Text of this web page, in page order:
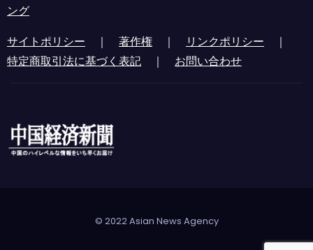
ング
サイトポリシー ｜ 著作権 ｜ リンクポリシー ｜
特定商取引法に基づく表記 ｜ お問い合わせ
© 2022 Asian News Agency